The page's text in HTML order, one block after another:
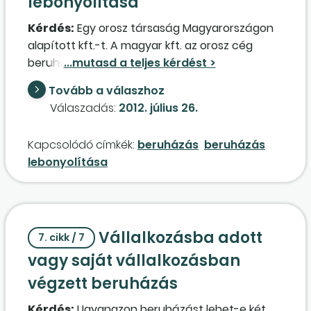
Kérdés: Egy orosz társaság Magyarországon
alapított kft.-t. A magyar kft. az orosz cég
beruházásainak lebonyolítója lesz. Az orosz cég
által felvett kölcsönt a német bank a magyar
kft.-nek utalja. A magyar kft. az orosz
beruházással kapcsolatos megrendeléseket
ellenértékét. Ezen "lebonyolítói"
tevékenységéért az orosz anyavállalat
jutalékot fizet. Helyes-e, ha a magyar cég a
felvett kölcsönt és az ebből kifizetett
Az orosz cég részére számlázott jutalék
áfaköteles?
Tovább a válaszhoz
Válaszadás: 2012. július 26.
Kapcsolódó címkék: beruházás beruházás
lebonyolítása
7. cikk / 7
Vállalkozásba adott
vagy saját vállalkozásban
végzett beruházás